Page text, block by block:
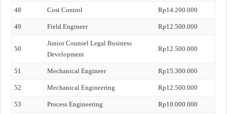
48 Cost Control Rp14.200.000
49 Field Engineer Rp12.500.000
50
Junior Counsel Legal Business
Development
Rp12.500.000
51 Mechanical Engineer Rp15.300.000
52 Mechanical Engineering Rp12.500.000
53 Process Engineering Rp10.000.000